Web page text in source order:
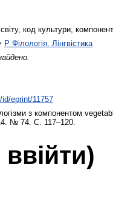
код культури,
P Філологія. Лінгвістика
eprint/11757
з компонентом
№ 74. С. 117–120.
ввійти)